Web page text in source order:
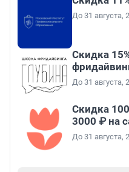
До 31 августа,
Скидка
До 31 августа,
Скидка
3000 ₽ на
До 31 августа,